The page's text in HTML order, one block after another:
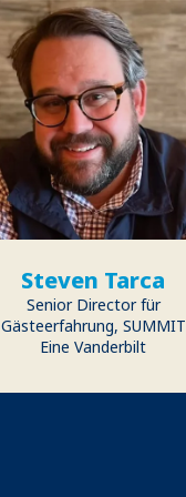
Steven Tarca
Senior Director für
Gästeerfahrung, SUMMIT
Eine Vanderbilt